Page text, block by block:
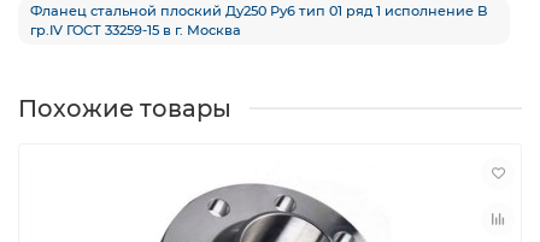
Фланец стальной плоский Ду250 Ру6 тип 01 ряд 1 исполнение B
гр.IV ГОСТ 33259-15 в г. Москва
Похожие товары